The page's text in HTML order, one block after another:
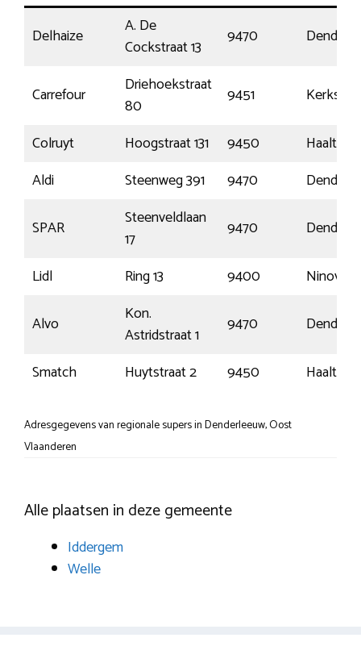
Delhaize
A. De
Cockstraat 13
9470
Carrefour
Driehoekstraat
80
9451
Kerksken
Colruyt
Hoogstraat 131 9450
Haaltert
Aldi
Steenweg 391 9470
SPAR
Steenveldlaan
17
9470
Lidl
Ring 13 9400
Ninove
Alvo
Kon.
Astridstraat 1
9470
Smatch
Huytstraat 2 9450 Haaltert
Adresgegevens van regionale supers in Denderleeuw, Oost
Vlaanderen
Alle plaatsen in deze gemeente
Iddergem
Welle